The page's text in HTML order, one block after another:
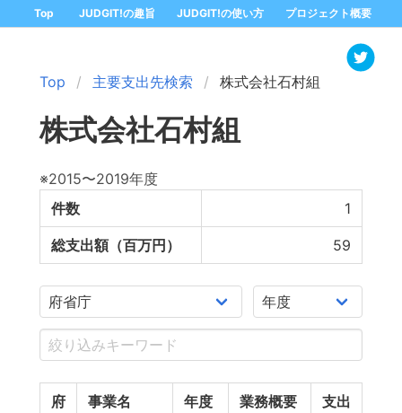
Top JUDGIT!の趣旨 JUDGIT!の使い方 プロジェクト概要
Top 主要支出先検索 株式会社石村組
株式会社石村組
※2015〜2019年度
件数
1
総支出額（百万円） 59
府
事業名 年度 業務概要
支出